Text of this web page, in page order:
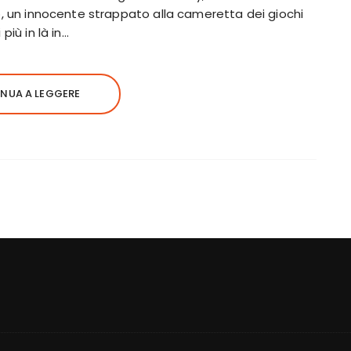
un innocente strappato alla cameretta dei giochi
in là in…
A LEGGERE